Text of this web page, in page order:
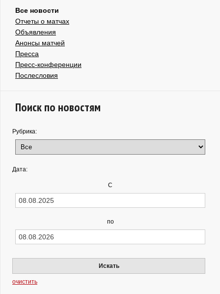
Все новости
Отчеты о матчах
Объявления
Анонсы матчей
Пресса
Пресс-конференции
Послесловия
Поиск по новостям
Рубрика:
Дата:
С
по
Искать
очистить